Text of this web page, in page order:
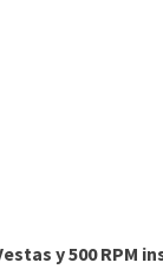
y 500 RPM